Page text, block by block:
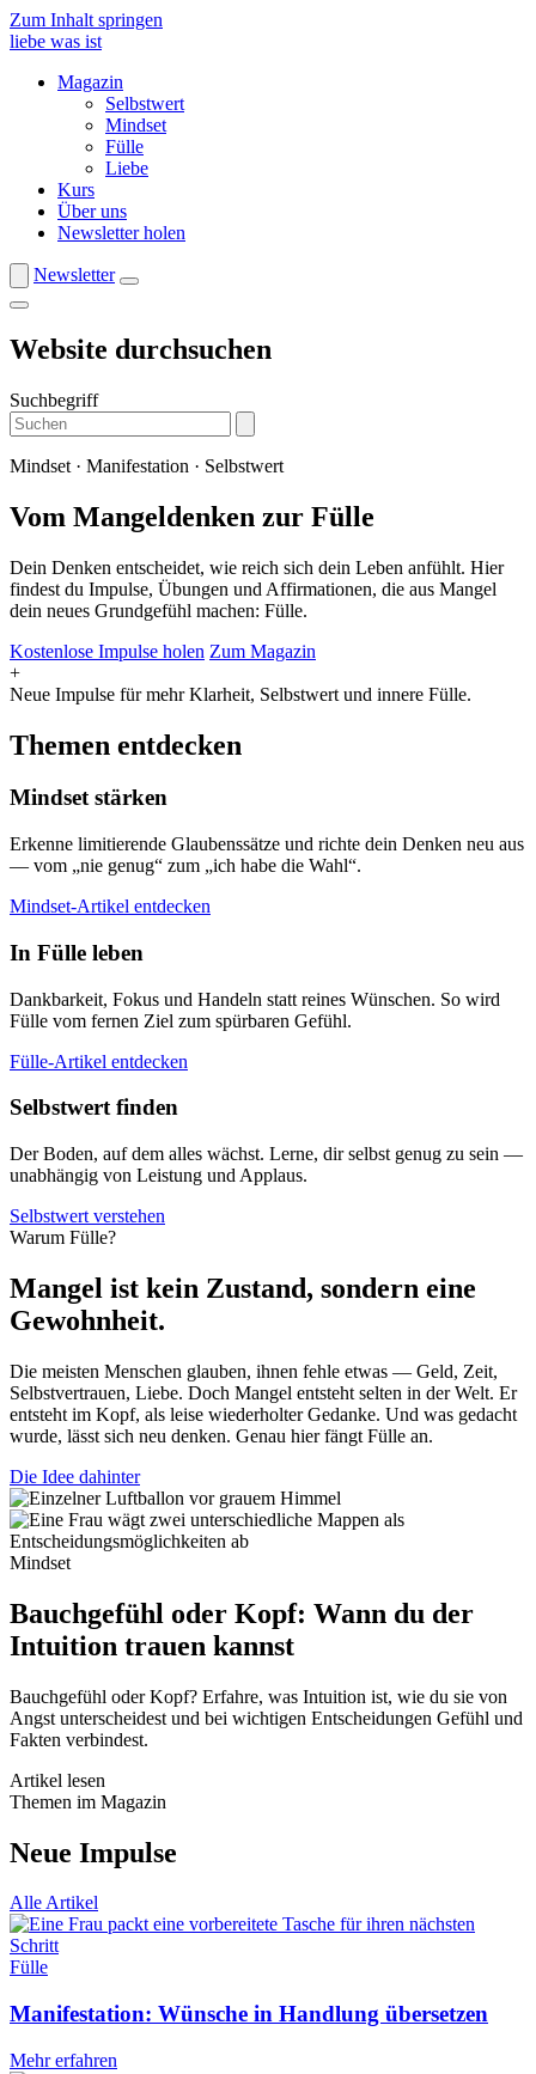
Zum Inhalt springen
liebe was ist
Magazin
Selbstwert
Mindset
Fülle
Liebe
Kurs
Über uns
Newsletter holen
Newsletter
Website durchsuchen
Suchbegriff
Mindset · Manifestation · Selbstwert
Vom Mangel­denken zur Fülle
Dein Denken entscheidet, wie reich sich dein Leben anfühlt. Hier
findest du Impulse, Übungen und Affirmationen, die aus Mangel
dein neues Grundgefühl machen: Fülle.
Kostenlose Impulse holen Zum Magazin
+
Neue Impulse für mehr Klarheit, Selbstwert und innere Fülle.
Themen entdecken
Mindset stärken
Erkenne limitierende Glaubenssätze und richte dein Denken neu aus
— vom „nie genug“ zum „ich habe die Wahl“.
Mindset-Artikel entdecken
In Fülle leben
Dankbarkeit, Fokus und Handeln statt reines Wünschen. So wird
Fülle vom fernen Ziel zum spürbaren Gefühl.
Fülle-Artikel entdecken
Selbstwert finden
Der Boden, auf dem alles wächst. Lerne, dir selbst genug zu sein —
unabhängig von Leistung und Applaus.
Selbstwert verstehen
Warum Fülle?
Mangel ist kein Zustand, sondern eine
Gewohnheit.
Die meisten Menschen glauben, ihnen fehle etwas — Geld, Zeit,
Selbstvertrauen, Liebe. Doch Mangel entsteht selten in der Welt. Er
entsteht im Kopf, als leise wiederholter Gedanke. Und was gedacht
wurde, lässt sich neu denken. Genau hier fängt Fülle an.
Die Idee dahinter
Mindset
Bauchgefühl oder Kopf: Wann du der
Intuition trauen kannst
Bauchgefühl oder Kopf? Erfahre, was Intuition ist, wie du sie von
Angst unterscheidest und bei wichtigen Entscheidungen Gefühl und
Fakten verbindest.
Artikel lesen
Themen im Magazin
Neue Impulse
Alle Artikel
Fülle
Manifestation: Wünsche in Handlung übersetzen
Mehr erfahren